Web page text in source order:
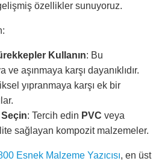
özellikler sunuyoruz.
Kullanın: Bu
aşınmaya karşı dayanıklıdır.
yıpranmaya karşı ek bir
: Tercih edin PVC veya
sağlayan kompozit malzemeler.
Esnek Malzeme Yazıcısı, en üst